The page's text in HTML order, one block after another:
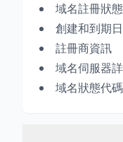
域名註冊狀態
創建和到期
註冊商資訊
域名伺服器
域名狀態代碼